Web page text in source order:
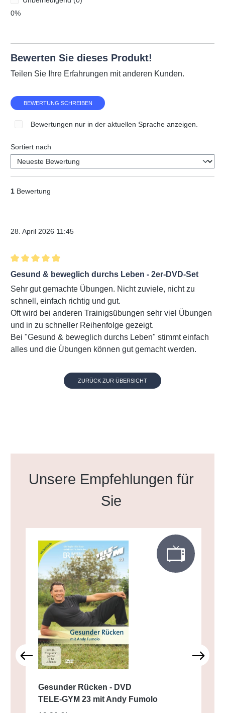
0%
Bewerten Sie dieses Produkt!
Teilen Sie Ihre Erfahrungen mit anderen Kunden.
BEWERTUNG SCHREIBEN
Bewertungen nur in der aktuellen Sprache anzeigen.
Sortiert nach
1 Bewertung
28. April 2026 11:45
Bewertung mit 5 von 5 Sternen
Gesund & beweglich durchs Leben - 2er-DVD-Set
Sehr gut gemachte Übungen. Nicht zuviele, nicht zu
schnell, einfach richtig und gut.
Oft wird bei anderen Trainigsübungen sehr viel Übungen
und in zu schneller Reihenfolge gezeigt.
Bei "Gesund & beweglich durchs Leben" stimmt einfach
alles und die Übungen können gut gemacht werden.
ZURÜCK ZUR ÜBERSICHT
Produktgalerie überspringen
Unsere Empfehlungen für
Sie
Gesunder Rücken - DVD
TELE-GYM 23 mit Andy Fumolo